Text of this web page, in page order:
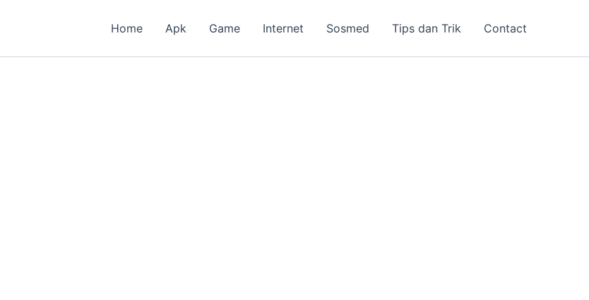
Home Apk Game Internet Sosmed Tips dan Trik Contact